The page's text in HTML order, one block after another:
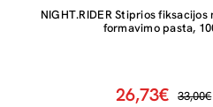
NIGHT.RIDER Stiprios
formavimo pasta,
26,73€ 33,00€